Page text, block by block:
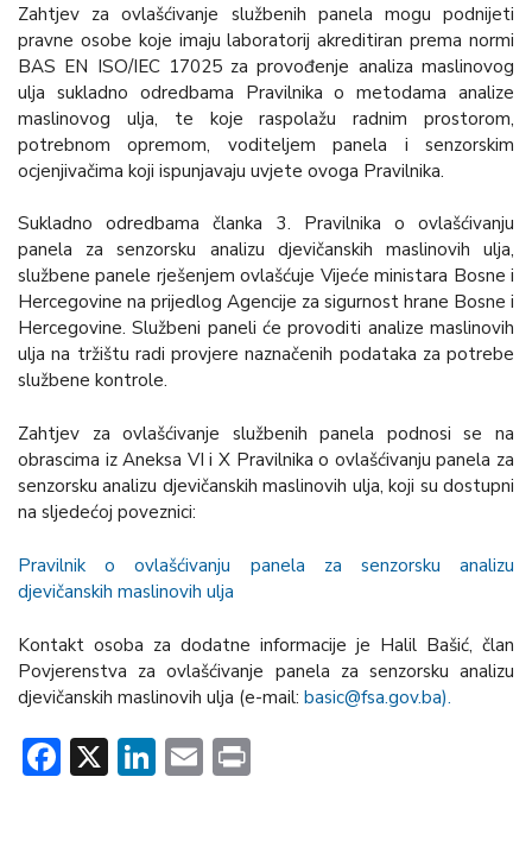
Zahtjev za ovlašćivanje službenih panela mogu podnijeti
pravne osobe koje imaju laboratorij akreditiran prema normi
BAS EN ISO/IEC 17025 za provođenje analiza maslinovog
ulja sukladno odredbama Pravilnika o metodama analize
maslinovog ulja, te koje raspolažu radnim prostorom,
potrebnom opremom, voditeljem panela i senzorskim
ocjenjivačima koji ispunjavaju uvjete ovoga Pravilnika.
Sukladno odredbama članka 3. Pravilnika o ovlašćivanju
panela za senzorsku analizu djevičanskih maslinovih ulja,
službene panele rješenjem ovlašćuje Vijeće ministara Bosne i
Hercegovine na prijedlog Agencije za sigurnost hrane Bosne i
Hercegovine. Službeni paneli će provoditi analize maslinovih
ulja na tržištu radi provjere naznačenih podataka za potrebe
službene kontrole.
Zahtjev za ovlašćivanje službenih panela podnosi se na
obrascima iz Aneksa VI i X Pravilnika o ovlašćivanju panela za
senzorsku analizu djevičanskih maslinovih ulja, koji su dostupni
na sljedećoj poveznici:
Pravilnik o ovlašćivanju panela za senzorsku analizu
djevičanskih maslinovih ulja
Kontakt osoba za dodatne informacije je Halil Bašić, član
Povjerenstva za ovlašćivanje panela za senzorsku analizu
djevičanskih maslinovih ulja (e-mail: basic@fsa.gov.ba).
Facebook
X LinkedIn
Email